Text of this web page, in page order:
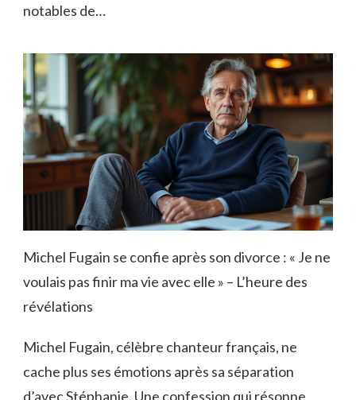
notables de…
Michel Fugain se confie après son divorce : « Je ne
voulais pas finir ma vie avec elle » – L’heure des
révélations
Michel Fugain, célèbre chanteur français, ne
cache plus ses émotions après sa séparation
d’avec Stéphanie. Une confession qui résonne